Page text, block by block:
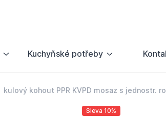
Kuchyňské potřeby
kulový kohout PPR KVPD mosaz s jednostr.
Sleva 10%